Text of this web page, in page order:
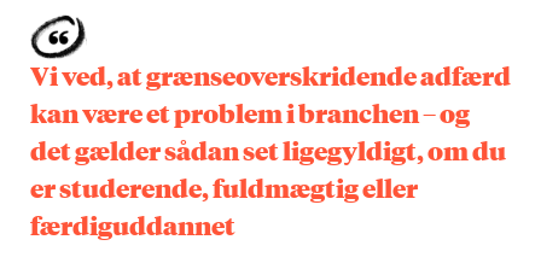
Vi ved, at grænseoverskridende adfærd
kan være et problem i branchen – og
det gælder sådan set ligegyldigt, om du
er studerende, fuldmægtig eller
færdiguddannet